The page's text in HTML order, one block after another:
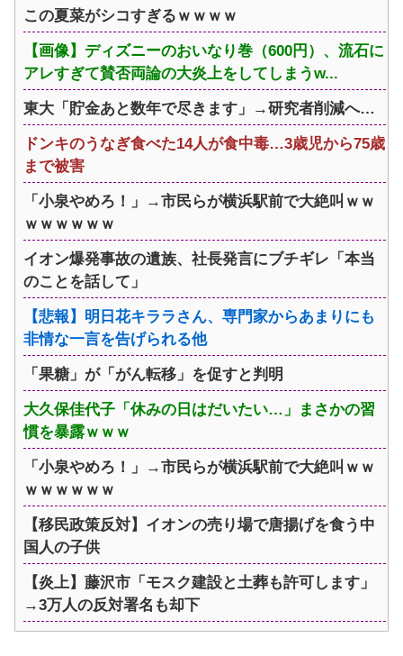
この夏菜がシコすぎるｗｗｗｗ
【画像】ディズニーのおいなり巻（600円）、流石に
アレすぎて賛否両論の大炎上をしてしまうw...
東大「貯金あと数年で尽きます」→研究者削減へ…
ドンキのうなぎ食べた14人が食中毒…3歳児から75歳
まで被害
「小泉やめろ！」→市民らが横浜駅前で大絶叫ｗｗ
ｗｗｗｗｗｗ
イオン爆発事故の遺族、社長発言にブチギレ「本当
のことを話して」
【悲報】明日花キララさん、専門家からあまりにも
非情な一言を告げられる他
「果糖」が「がん転移」を促すと判明
大久保佳代子「休みの日はだいたい…」まさかの習
慣を暴露ｗｗｗ
「小泉やめろ！」→市民らが横浜駅前で大絶叫ｗｗ
ｗｗｗｗｗｗ
【移民政策反対】イオンの売り場で唐揚げを食う中
国人の子供
【炎上】藤沢市「モスク建設と土葬も許可します」
→3万人の反対署名も却下